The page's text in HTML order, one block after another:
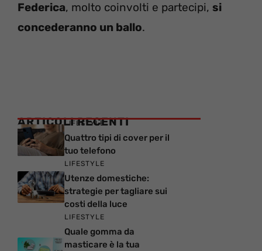
Federica, molto coinvolti e partecipi, si
concederanno un ballo.
ARTICOLI RECENTI
LIFESTYLE
Quattro tipi di cover per il
tuo telefono
LIFESTYLE
Utenze domestiche:
strategie per tagliare sui
costi della luce
LIFESTYLE
Quale gomma da
masticare è la tua